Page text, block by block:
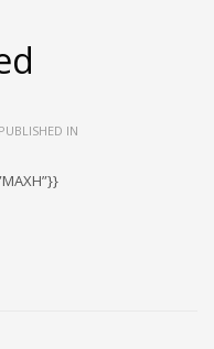
PUBLISHED IN